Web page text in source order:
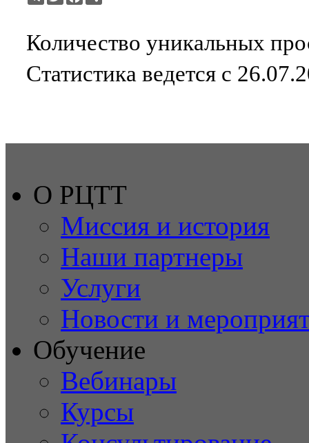
Количество уникальных
Статистика ведется с
О РЦТТ
Миссия и история
Наши партнеры
Услуги
Новости и
Обучение
Вебинары
Курсы